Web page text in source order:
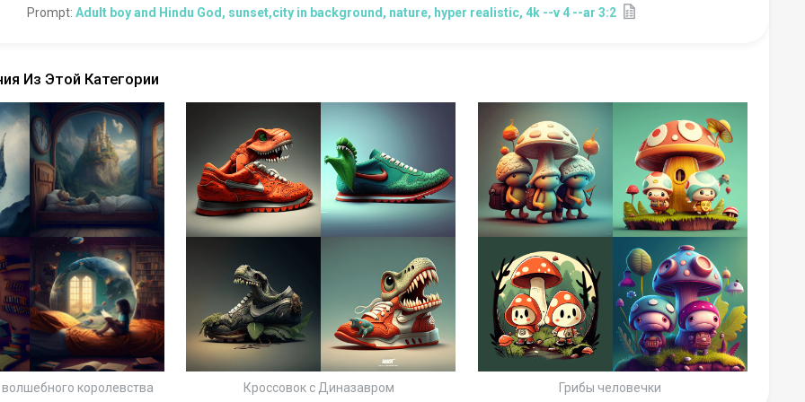
Prompt: Adult boy and Hindu God, sunset,city in background, nature, hyper realistic, 4k --v 4 --ar 3:2
Из Этой Категории
королевства Кроссовок с Диназавром Грибы человечки